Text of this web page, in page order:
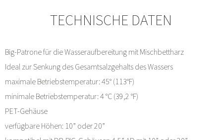
TECHNISCHE DATEN
Big-Patrone für die Wasseraufbereitung mit Mischbettharz
Ideal zur Senkung des Gesamtsalzgehalts des Wassers
maximale Betriebstemperatur: 45° (113°F)
minimale Betriebstemperatur: 4 °C (39,2 °F)
PET-Gehäuse
verfügbare Höhen: 10” oder 20”